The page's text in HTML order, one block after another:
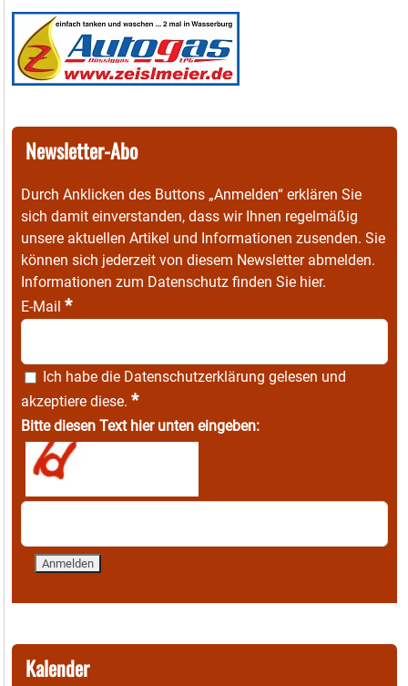
Newsletter-Abo
Durch Anklicken des Buttons „Anmelden“ erklären Sie
sich damit einverstanden, dass wir Ihnen regelmäßig
unsere aktuellen Artikel und Informationen zusenden. Sie
können sich jederzeit von diesem Newsletter abmelden.
Informationen zum Datenschutz finden Sie hier.
E-Mail *
Ich habe die Datenschutzerklärung gelesen und
akzeptiere diese. *
Bitte diesen Text hier unten eingeben:
Kalender